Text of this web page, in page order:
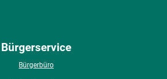
Bürgerservice
Bürgerbüro